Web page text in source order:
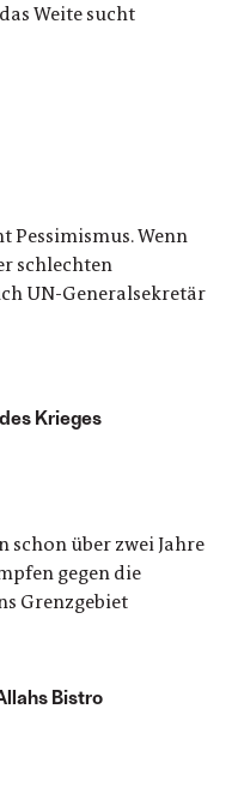
Weite sucht
Pessimismus. Wenn
schlechten
UN-Generalsekretär
Krieges
über zwei Jahre
gegen die
Grenzgebiet
Bistro